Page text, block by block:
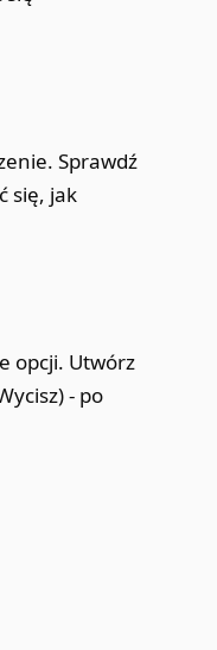
Sprawdź
się, jak
opcji. Utwórz
- po